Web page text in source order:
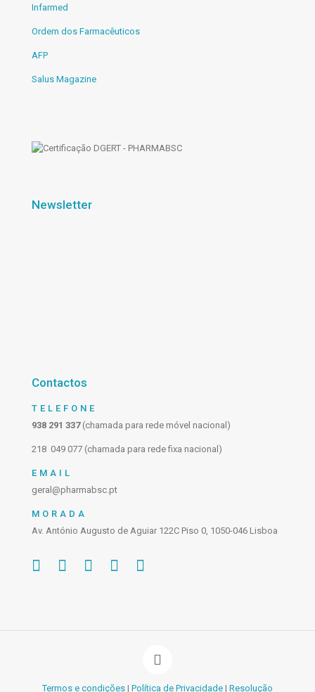
Infarmed
Ordem dos Farmacêuticos
AFP
Salus Magazine
Newsletter
Contactos
TELEFONE
938 291 337(chamada para rede móvel nacional)
218 049 077 (chamada para rede fixa nacional)
EMAIL
geral@pharmabsc.pt
MORADA
Av. António Augusto de Aguiar 122C Piso 0, 1050-046 Lisboa
Termos e condições | Política de Privacidade | Resolução